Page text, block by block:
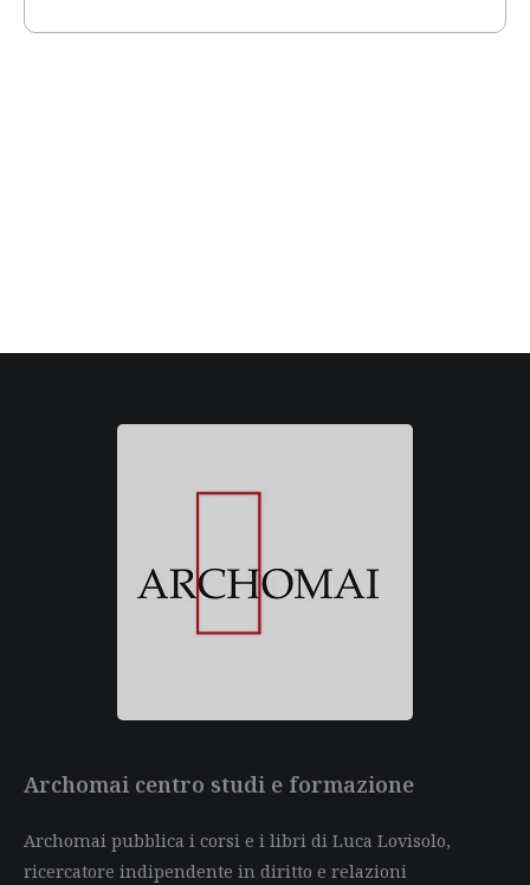
Archomai centro studi e formazione
Archomai pubblica i corsi e i libri di Luca Lovisolo,
ricercatore indipendente in diritto e relazioni